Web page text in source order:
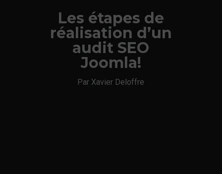
Les étapes de
réalisation d’un
audit SEO
Joomla!
Par Xavier Deloffre